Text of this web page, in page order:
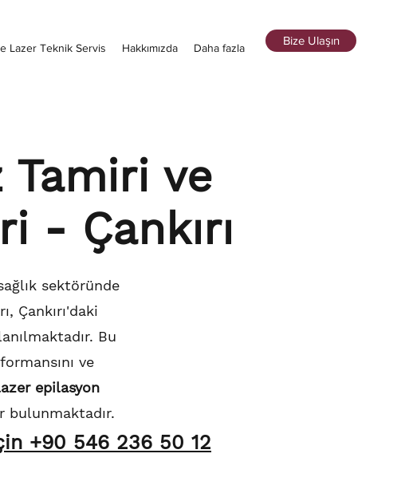
Lazer Teknik Servis Hakkımızda Daha fazla
Bize Ulaşın
Tamiri ve
- Çankırı
sektöründe
Çankırı'daki
Bu
ve
epilasyon
bulunmaktadır.
+90 546 236 50 12